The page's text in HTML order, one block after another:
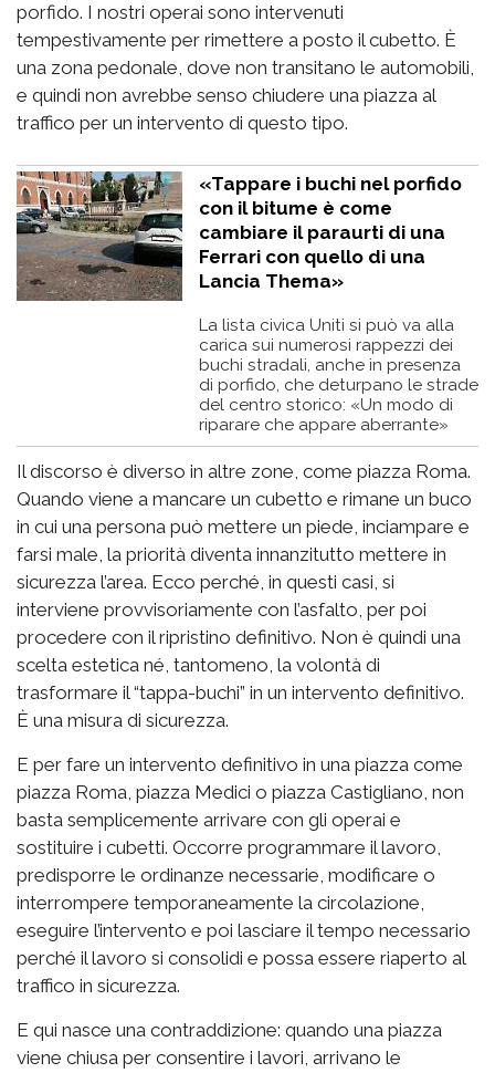
porfido. I nostri operai sono intervenuti
tempestivamente per rimettere a posto il cubetto. È
una zona pedonale, dove non transitano le automobili,
e quindi non avrebbe senso chiudere una piazza al
traffico per un intervento di questo tipo.
«Tappare i buchi nel porfido
con il bitume è come
cambiare il paraurti di una
Ferrari con quello di una
Lancia Thema»
La lista civica Uniti si può va alla
carica sui numerosi rappezzi dei
buchi stradali, anche in presenza
di porfido, che deturpano le strade
del centro storico: «Un modo di
riparare che appare aberrante»
Il discorso è diverso in altre zone, come piazza Roma.
Quando viene a mancare un cubetto e rimane un buco
in cui una persona può mettere un piede, inciampare e
farsi male, la priorità diventa innanzitutto mettere in
sicurezza l’area. Ecco perché, in questi casi, si
interviene provvisoriamente con l’asfalto, per poi
procedere con il ripristino definitivo. Non è quindi una
scelta estetica né, tantomeno, la volontà di
trasformare il “tappa-buchi” in un intervento definitivo.
È una misura di sicurezza.
E per fare un intervento definitivo in una piazza come
piazza Roma, piazza Medici o piazza Castigliano, non
basta semplicemente arrivare con gli operai e
sostituire i cubetti. Occorre programmare il lavoro,
predisporre le ordinanze necessarie, modificare o
interrompere temporaneamente la circolazione,
eseguire l’intervento e poi lasciare il tempo necessario
perché il lavoro si consolidi e possa essere riaperto al
traffico in sicurezza.
E qui nasce una contraddizione: quando una piazza
viene chiusa per consentire i lavori, arrivano le